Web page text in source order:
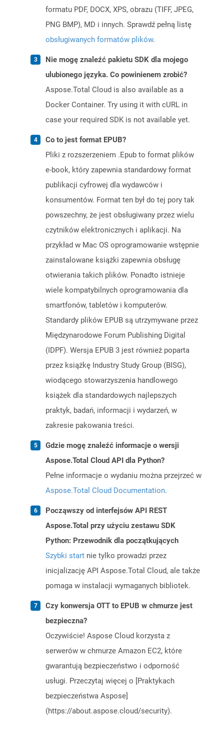
formatu PDF, DOCX, XPS, obrazu (TIFF, JPEG,
PNG BMP), MD i innych. Sprawdź pełną listę
obsługiwanych formatów plików.
Nie mogę znaleźć pakietu SDK dla mojego
ulubionego języka. Co powinienem zrobić?
Aspose.Total Cloud is also available as a
Docker Container. Try using it with cURL in
case your required SDK is not available yet.
Co to jest format EPUB?
Pliki z rozszerzeniem .Epub to format plików
e-book, który zapewnia standardowy format
publikacji cyfrowej dla wydawców i
konsumentów. Format ten był do tej pory tak
powszechny, że jest obsługiwany przez wielu
czytników elektronicznych i aplikacji. Na
przykład w Mac OS oprogramowanie wstępnie
zainstalowane książki zapewnia obsługę
otwierania takich plików. Ponadto istnieje
wiele kompatybilnych oprogramowania dla
smartfonów, tabletów i komputerów.
Standardy plików EPUB są utrzymywane przez
Międzynarodowe Forum Publishing Digital
(IDPF). Wersja EPUB 3 jest również poparta
przez książkę Industry Study Group (BISG),
wiodącego stowarzyszenia handlowego
książek dla standardowych najlepszych
praktyk, badań, informacji i wydarzeń, w
zakresie pakowania treści.
Gdzie mogę znaleźć informacje o wersji
Aspose.Total Cloud API dla Python?
Pełne informacje o wydaniu można przejrzeć w
Aspose.Total Cloud Documentation.
Począwszy od interfejsów API REST
Aspose.Total przy użyciu zestawu SDK
Python: Przewodnik dla początkujących
Szybki start nie tylko prowadzi przez
inicjalizację API Aspose.Total Cloud, ale także
pomaga w instalacji wymaganych bibliotek.
Czy konwersja OTT to EPUB w chmurze jest
bezpieczna?
Oczywiście! Aspose Cloud korzysta z
serwerów w chmurze Amazon EC2, które
gwarantują bezpieczeństwo i odporność
usługi. Przeczytaj więcej o [Praktykach
bezpieczeństwa Aspose]
(https://about.aspose.cloud/security).